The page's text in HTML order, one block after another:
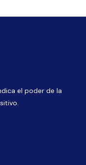
el poder de la